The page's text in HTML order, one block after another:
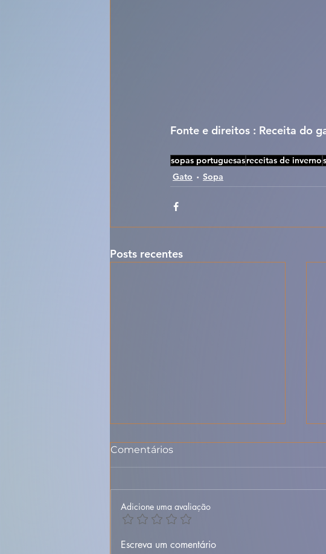
Fonte e direitos : Receita do
sopas portuguesasreceitas de inverno
Gato
Sopa
Posts recentes
🥣 Sopa de Feijão
Comentários
Adicione uma avaliação
Escreva um comentário